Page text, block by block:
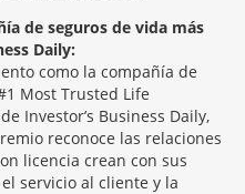
de seguros de vida más
Daily:
como la compañía de
Most Trusted Life
Investor’s Business Daily,
reconoce las relaciones
licencia crean con sus
servicio al cliente y la